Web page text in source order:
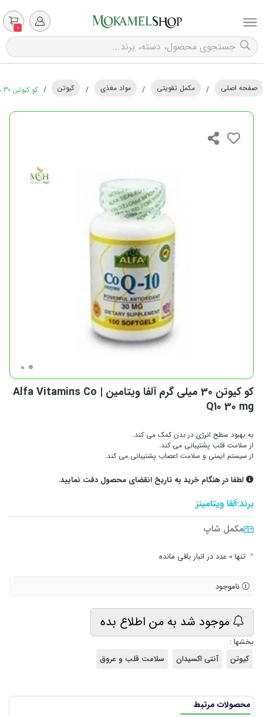
0
صفحه اصلی / مکمل تقویتی / مواد مغذی / کیوتن / کو کیوتن 30 میلی گرم آلفا ویتامین | Alfa Vitamins Co Q10 30 mg
کو کیوتن 30 میلی گرم آلفا ویتامین | Alfa Vitamins Co
Q10 30 mg
به بهبود سطح انرژی در بدن کمک می کند.
از سلامت قلب پشتیبانی می کند.
از سیستم ایمنی و سلامت اعصاب پشتیبانی می کند.
لطفا در هنگام خرید به تاریخ انقضای محصول دقت نمایید.
برند:آلفا ویتامینز
مکمل شاپ
• تنها 0 عدد در انبار باقی مانده
ناموجود
موجود شد به من اطلاع بده
بخشها :
کیوتن
آنتی اکسیدان سلامت قلب و عروق
محصولات مرتبط